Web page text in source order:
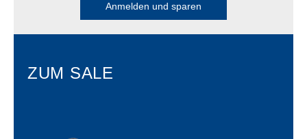
Anmelden und sparen
ZUM SALE